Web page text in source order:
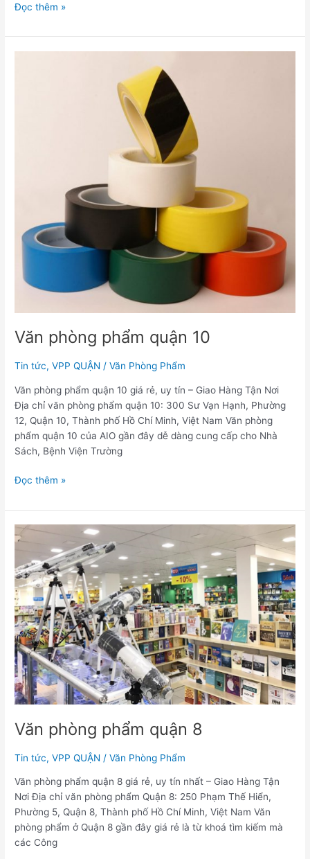
Đọc thêm »
Văn phòng phẩm quận 10
Tin tức,VPP QUẬN /Văn Phòng Phẩm
Văn phòng phẩm quận 10 giá rẻ, uy tín – Giao Hàng Tận Nơi
Địa chỉ văn phòng phẩm quận 10: 300 Sư Vạn Hạnh, Phường
12, Quận 10, Thành phố Hồ Chí Minh, Việt Nam Văn phòng
phẩm quận 10 của AIO gần đây dễ dàng cung cấp cho Nhà
Sách, Bệnh Viện Trường
Đọc thêm »
Văn phòng phẩm quận 8
Tin tức,VPP QUẬN /Văn Phòng Phẩm
Văn phòng phẩm quận 8 giá rẻ, uy tín nhất – Giao Hàng Tận
Nơi Địa chỉ văn phòng phẩm Quận 8: 250 Phạm Thế Hiển,
Phường 5, Quận 8, Thành phố Hồ Chí Minh, Việt Nam Văn
phòng phẩm ở Quận 8 gần đây giá rẻ là từ khoá tìm kiếm mà
các Công
Văn
phẩm
quận
8